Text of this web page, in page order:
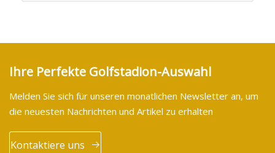
Ihre Perfekte Golfstadion-Auswahl
Melden Sie sich für unseren monatlichen Newsletter an, um
die neuesten Nachrichten und Artikel zu erhalten
Kontaktiere uns